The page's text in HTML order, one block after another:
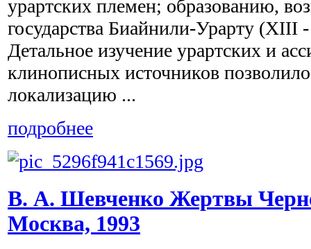
урартских племен; образованию,
государства Биайнили-Урарту (XIII
Детальное изучение урартских и
клинописных источников
локализацию ...
подробнее
В. А. Шевченко Жертвы
Москва, 1993